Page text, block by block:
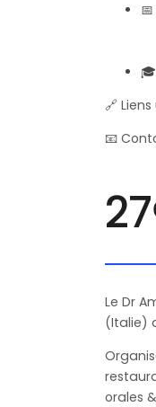
📅
🔗
📧
Le Dr
(Italie)
orales